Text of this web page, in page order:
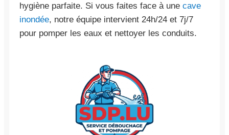
hygiène parfaite. Si vous faites face à une cave
inondée, notre équipe intervient 24h/24 et 7j/7
pour pomper les eaux et nettoyer les conduits.